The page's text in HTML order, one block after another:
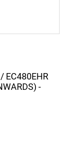
EC480EHR
-